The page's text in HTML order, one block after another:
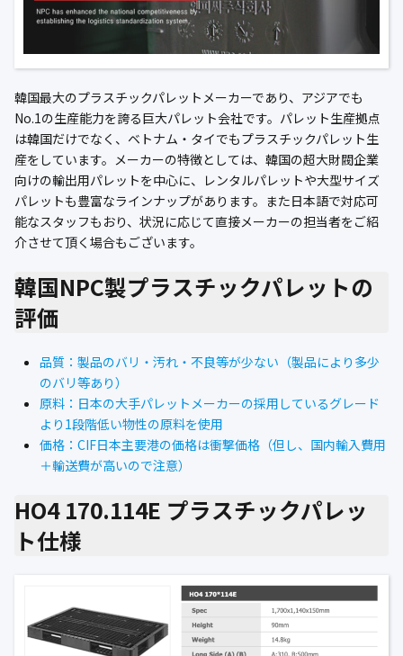
梱包資材
公式ブログ
会社案内
🇺🇸🇰🇷🇹🇼🇻🇳
韓国最大のプラスチックパレットメーカーであり、アジアでも
No.1の生産能力を誇る巨大パレット会社です。パレット生産拠点
は韓国だけでなく、ベトナム・タイでもプラスチックパレット生
産をしています。メーカーの特徴としては、韓国の超大財閥企業
向けの輸出用パレットを中心に、レンタルパレットや大型サイズ
パレットも豊富なラインナップがあります。また日本語で対応可
能なスタッフもおり、状況に応じて直接メーカーの担当者をご紹
介させて頂く場合もございます。
韓国NPC製プラスチックパレットの
評価
品質：製品のバリ・汚れ・不良等が少ない（製品により多少
のバリ等あり）
原料：日本の大手パレットメーカーの採用しているグレード
より1段階低い物性の原料を使用
価格：CIF日本主要港の価格は衝撃価格（但し、国内輸入費用
＋輸送費が高いので注意）
HO4 170.114E プラスチックパレッ
ト仕様